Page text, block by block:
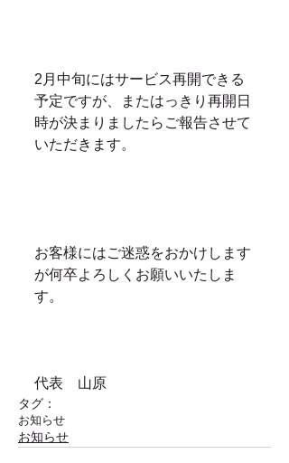
2月中旬にはサービス再開できる
予定ですが、またはっきり再開日
時が決まりましたらご報告させて
いただきます。
お客様にはご迷惑をおかけします
が何卒よろしくお願いいたしま
す。
代表　山原
タグ：
お知らせ
お知らせ